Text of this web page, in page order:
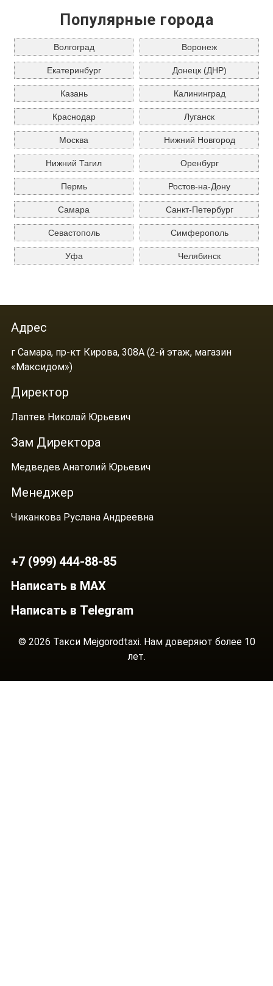
Популярные города
Волгоград Воронеж
Екатеринбург Донецк (ДНР)
Казань Калининград
Краснодар Луганск
Москва Нижний Новгород
Нижний Тагил Оренбург
Пермь Ростов-на-Дону
Самара Санкт-Петербург
Севастополь Симферополь
Уфа Челябинск
Адрес
г Самара, пр-кт Кирова, 308А (2-й этаж, магазин
«Максидом»)
Директор
Лаптев Николай Юрьевич
Зам Директора
Медведев Анатолий Юрьевич
Менеджер
Чиканкова Руслана Андреевна
+7 (999) 444-88-85
Написать в MAX
Написать в Telegram
© 2026 Такси Mejgorodtaxi. Нам доверяют более 10
лет.